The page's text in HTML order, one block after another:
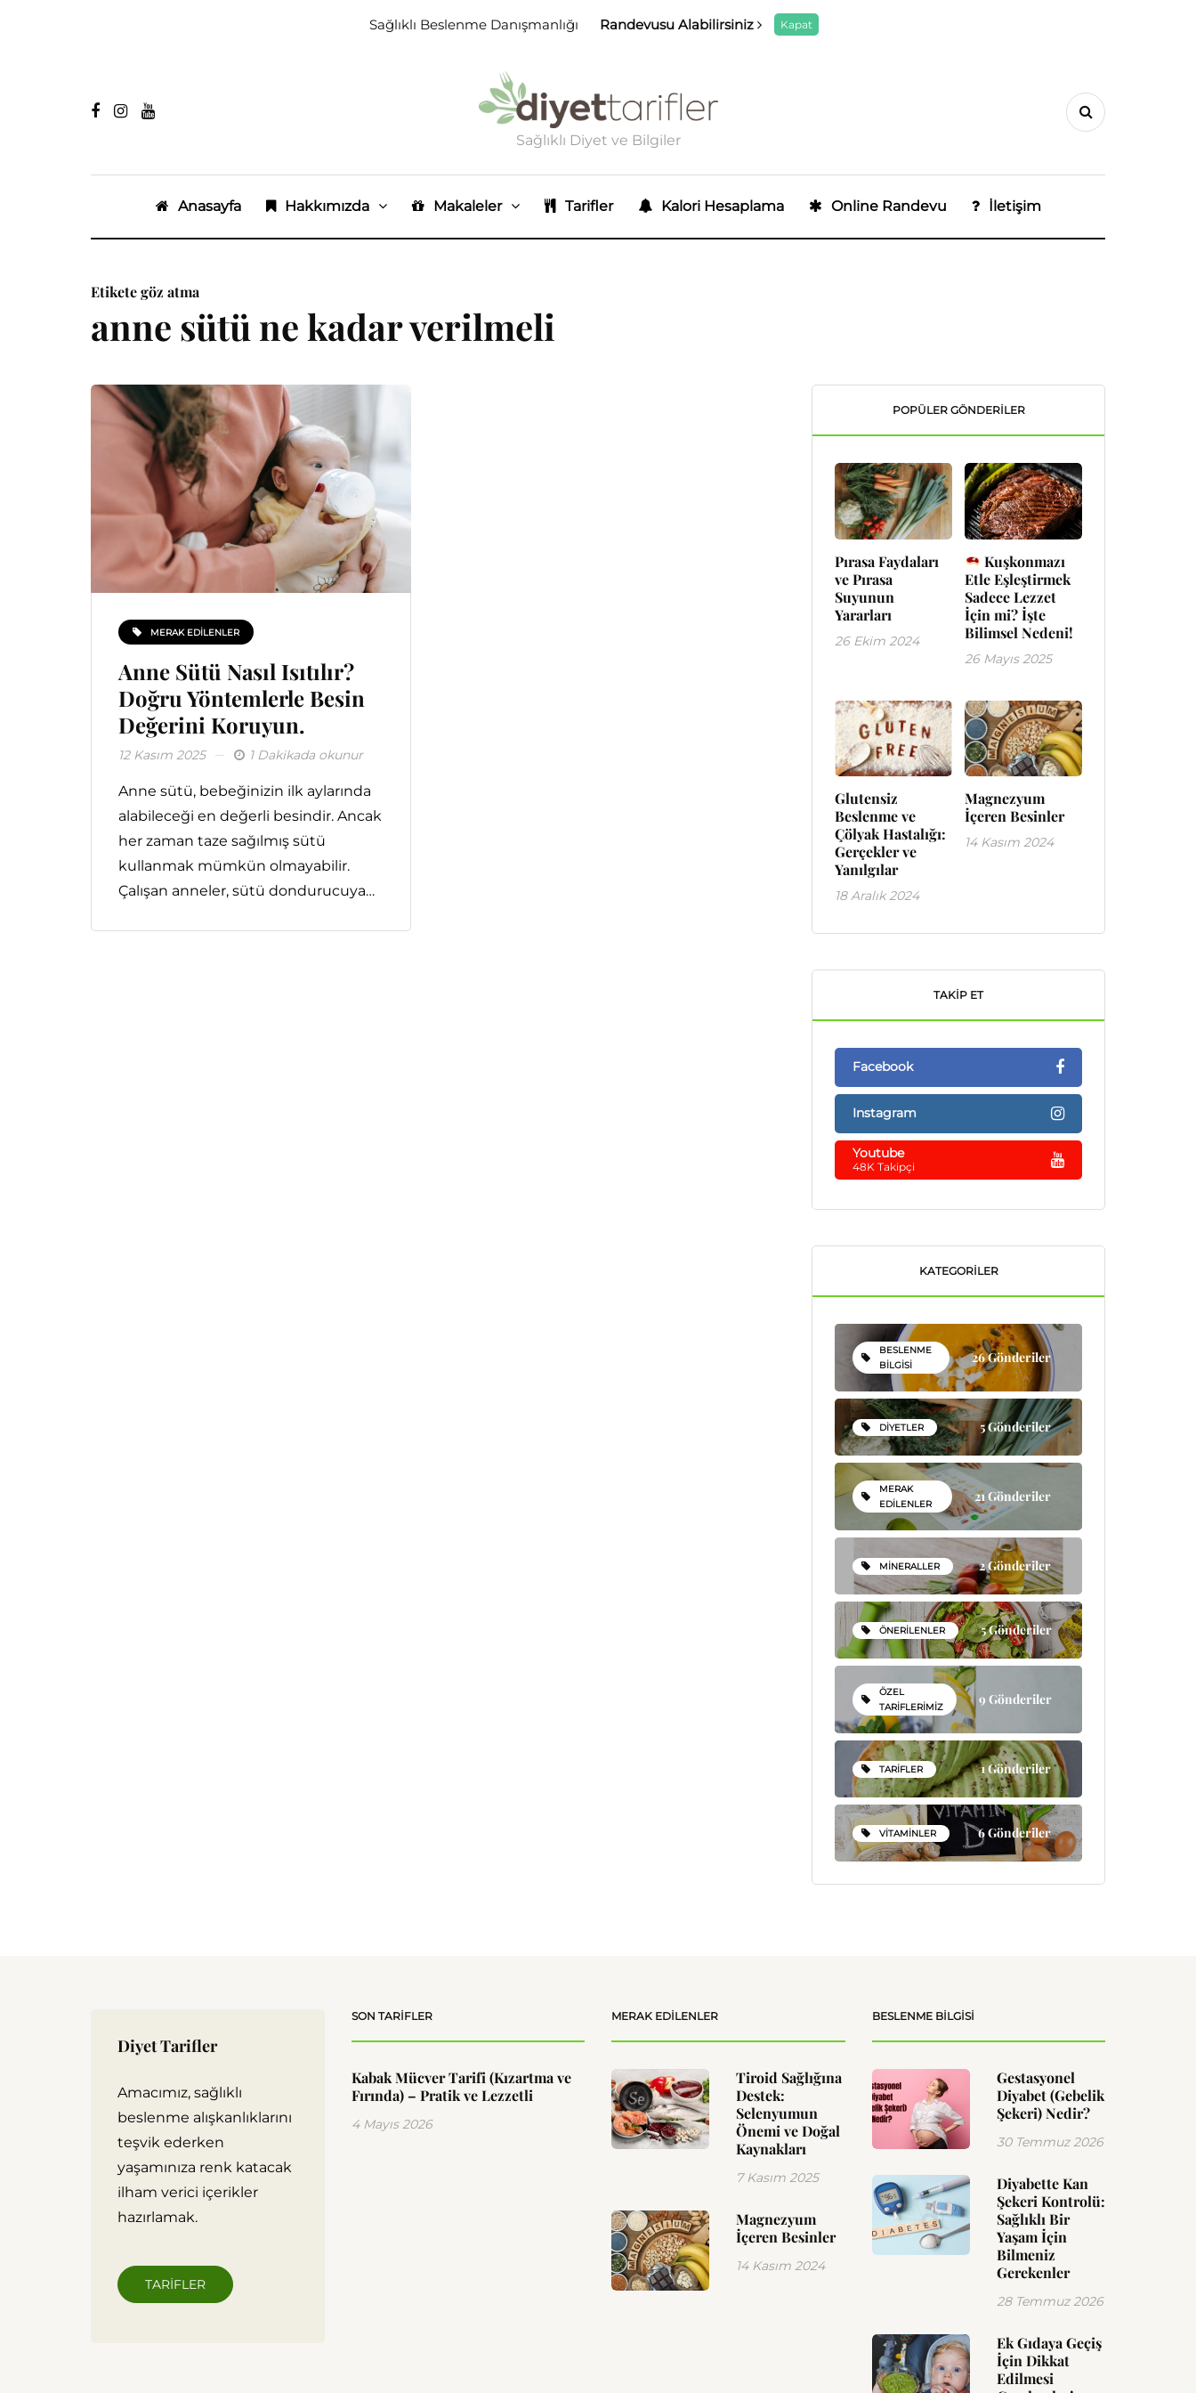
Sağlıklı Beslenme Danışmanlığı Randevusu Alabilirsiniz Kapat
Sağlıklı Diyet ve Bilgiler
Anasayfa Hakkımızda Makaleler Tarifler Kalori Hesaplama Online Randevu İletişim
Etikete göz atma
anne sütü ne kadar verilmeli
MERAK EDILENLER
Anne Sütü Nasıl Isıtılır?
Doğru Yöntemlerle Besin
Değerini Koruyun.
12 Kasım 2025 1 Dakikada okunur
Anne sütü, bebeğinizin ilk aylarında
alabileceği en değerli besindir. Ancak
her zaman taze sağılmış sütü
kullanmak mümkün olmayabilir.
Çalışan anneler, sütü dondurucuya…
POPÜLER GÖNDERILER
Pırasa Faydaları
ve Pırasa
Suyunun
Yararları
26 Ekim 2024
Kuşkonmazı
Etle Eşleştirmek
Sadece Lezzet
İçin mi? İşte
Bilimsel Nedeni!
26 Mayıs 2025
Glutensiz
Beslenme ve
Çölyak Hastalığı:
Gerçekler ve
Yanılgılar
18 Aralık 2024
Magnezyum
İçeren Besinler
14 Kasım 2024
TAKIP ET
Facebook
Instagram
Youtube
48K Takipçi
KATEGORILER
BESLENME
BILGISI
26 Gönderiler
DIYETLER 5 Gönderiler
MERAK
EDILENLER
21 Gönderiler
MINERALLER 2 Gönderiler
ÖNERILENLER 5 Gönderiler
ÖZEL
TARIFLERIMIZ
9 Gönderiler
TARIFLER 1 Gönderiler
VITAMINLER 6 Gönderiler
Diyet Tarifler
Amacımız, sağlıklı
beslenme alışkanlıklarını
teşvik ederken
yaşamınıza renk katacak
ilham verici içerikler
hazırlamak.
TARIFLER
SON TARIFLER
Kabak Mücver Tarifi (Kızartma ve
Fırında) – Pratik ve Lezzetli
4 Mayıs 2026
MERAK EDILENLER
Tiroid Sağlığına
Destek:
Selenyumun
Önemi ve Doğal
Kaynakları
7 Kasım 2025
Magnezyum
İçeren Besinler
14 Kasım 2024
BESLENME BILGISI
Gestasyonel
Diyabet (Gebelik
Şekeri) Nedir?
30 Temmuz 2026
Diyabette Kan
Şekeri Kontrolü:
Sağlıklı Bir
Yaşam İçin
Bilmeniz
Gerekenler
28 Temmuz 2026
Ek Gıdaya Geçiş
İçin Dikkat
Edilmesi